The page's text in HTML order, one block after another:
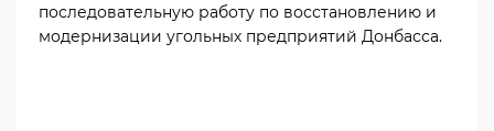
последовательную работу по восстановлению и
модернизации угольных предприятий Донбасса.